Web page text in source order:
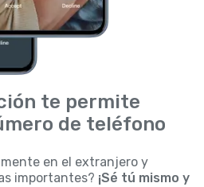
te permite
de teléfono
en el extranjero y
importantes? ¡Sé tú mismo y